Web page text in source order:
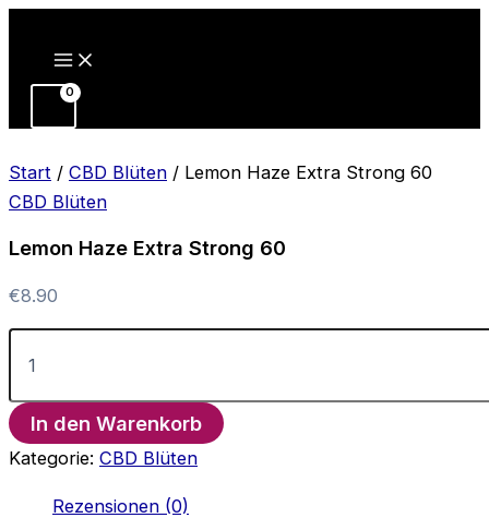
Inhalt
springen
Start / CBD Blüten / Lemon Haze Extra Strong 60
CBD Blüten
Lemon Haze Extra Strong 60
€8.90
Lemon
Haze
Strong
60
Menge
In den Warenkorb
Kategorie: CBD Blüten
Rezensionen (0)